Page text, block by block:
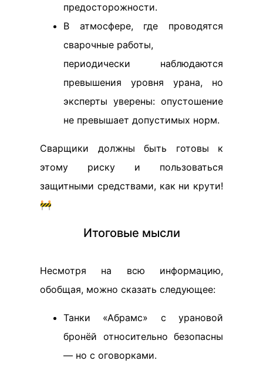
предосторожности.
В атмосфере, где проводятся
сварочные работы,
периодически наблюдаются
превышения уровня урана, но
эксперты уверены: опустошение
не превышает допустимых норм.
Сварщики должны быть готовы к
этому риску и пользоваться
защитными средствами, как ни крути!
🚧
Итоговые мысли
Несмотря на всю информацию,
обобщая, можно сказать следующее:
Танки «Абрамс» с урановой
бронёй относительно безопасны
— но с оговорками.